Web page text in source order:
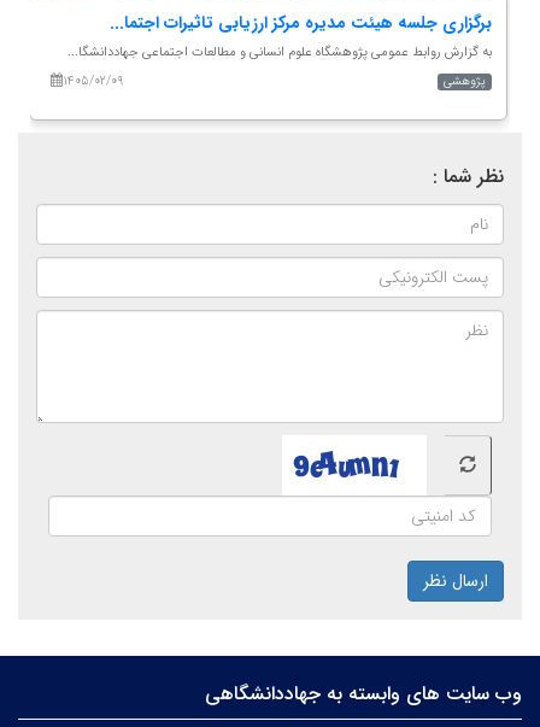
برگزاری جلسه هیئت مدیره مرکز ارزیابی تاثیرات اجتما...
به گزارش روابط عمومی پژوهشگاه علوم انسانی و مطالعات اجتماعی جهاددانشگا...
۱۴۰۵/۰۲/۰۹
پژوهشی
نظر شما :
ارسال نظر
وب سایت های وابسته به جهاددانشگاهی